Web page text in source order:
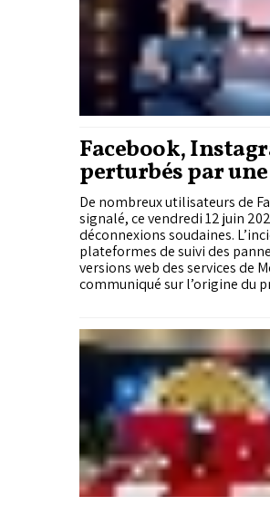
Facebook,
perturbés par
vendredi
De nombreux utilisateurs de
signalé, ce vendredi 12 juin
déconnexions soudaines.
plateformes de suivi des
versions web des services de
communiqué sur l’origine du